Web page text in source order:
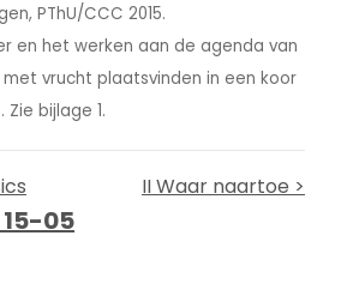
PThU/CCC 2015.
en het werken aan de agenda van
vrucht plaatsvinden in een koor
bijlage 1.
II Waar naartoe >
15-05